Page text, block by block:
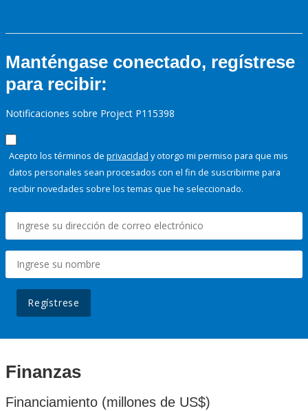
Manténgase conectado, regístrese
para recibir:
Notificaciones sobre Project P115398
Acepto los términos de privacidad y otorgo mi permiso para que mis
datos personales sean procesados con el fin de suscribirme para
recibir novedades sobre los temas que he seleccionado.
Regístrese
Finanzas
Financiamiento (millones de US$)